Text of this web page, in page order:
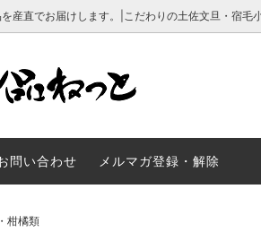
産直でお届けします。|こだわりの土佐文旦・宿毛
類 お魚・海産物
彩り柑橘園
吉村農園
とについて 久保農園に
いて
問い合わせ メルマガ登録・解除
柑橘類